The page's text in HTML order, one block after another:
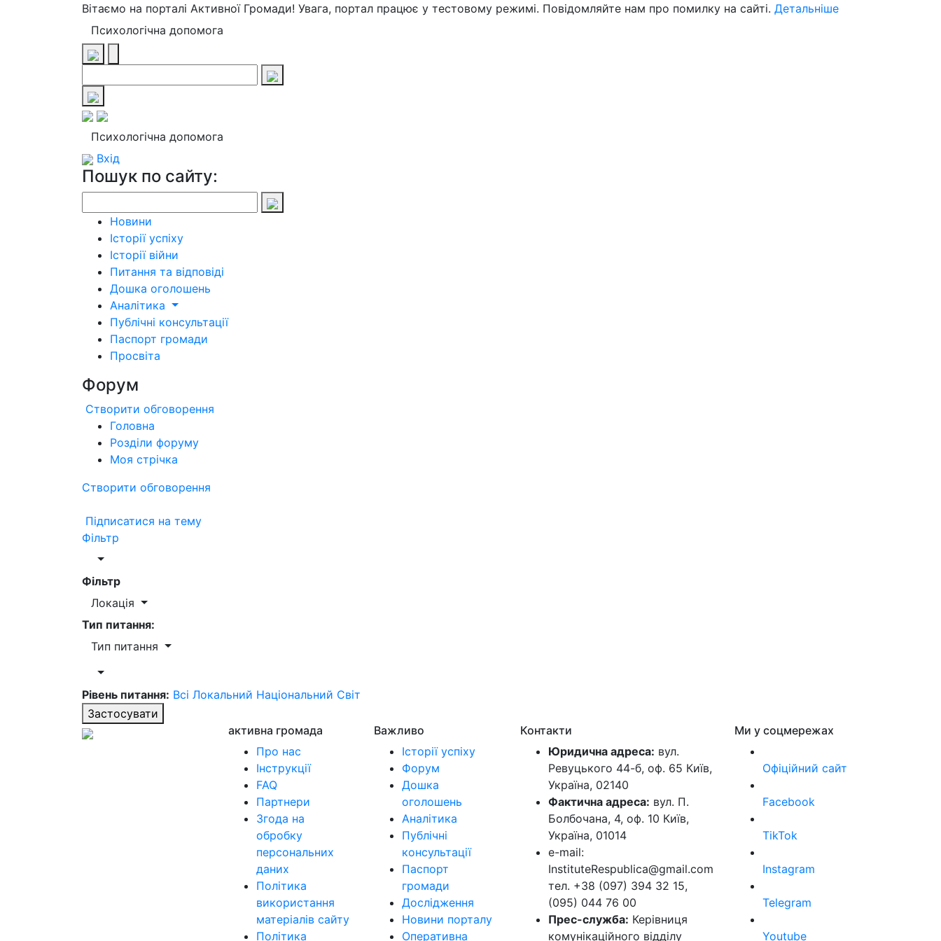
Вітаємо на порталі Активної Громади! Увага, портал працює у тестовому режимі. Повідомляйте нам про помилку на сайті. Детальніше
Психологічна допомога
Психологічна допомога
Вхід
Пошук по сайту:
Новини
Історії успіху
Історії війни
Питання та відповіді
Дошка оголошень
Аналітика
Публічні консультації
Паспорт громади
Просвіта
Форум
Створити обговорення
Головна
Розділи форуму
Моя стрічка
Створити обговорення
Підписатися на тему
Фільтр
Фільтр
Локація
Тип питання:
Тип питання
Рівень питання: Всі Локальний Національний Світ
Застосувати
активна громада
Про нас
Інструкції
FAQ
Партнери
Згода на
обробку
персональних
даних
Політика
використання
матеріалів сайту
Політика
Важливо
Історії успіху
Форум
Дошка
оголошень
Аналітика
Публічні
консультації
Паспорт
громади
Дослідження
Новини порталу
Оперативна
Контакти
Юридична адреса: вул.
Ревуцького 44-б, оф. 65 Київ,
Україна, 02140
Фактична адреса: вул. П.
Болбочана, 4, оф. 10 Київ,
Україна, 01014
e-mail:
InstituteRespublica@gmail.com
тел. +38 (097) 394 32 15,
(095) 044 76 00
Прес-служба: Керівниця
комунікаційного відділу
Ми у соцмережах
Офіційний сайт
Facebook
TikTok
Instagram
Telegram
Youtube